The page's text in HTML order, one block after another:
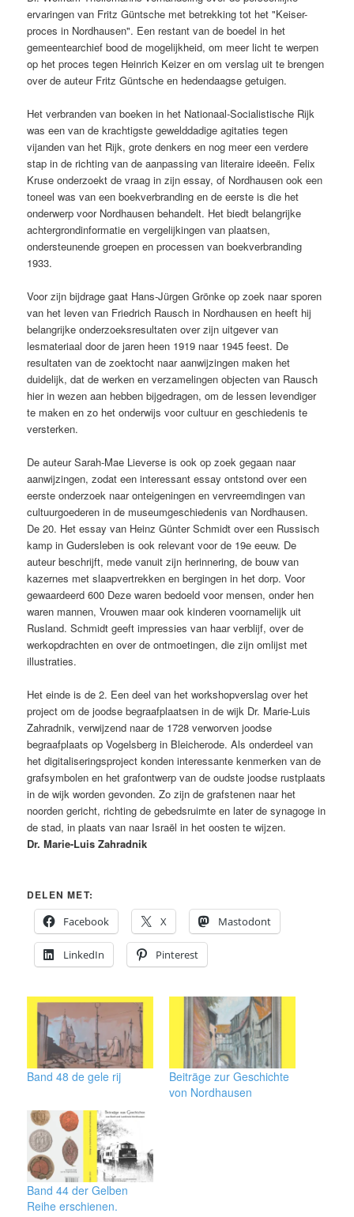
ervaringen van Fritz Güntsche met betrekking tot het "Keiser-
proces in Nordhausen". Een restant van de boedel in het
gemeentearchief bood de mogelijkheid, om meer licht te werpen
op het proces tegen Heinrich Keizer en om verslag uit te brengen
over de auteur Fritz Güntsche en hedendaagse getuigen.
Het verbranden van boeken in het Nationaal-Socialistische Rijk
was een van de krachtigste gewelddadige agitaties tegen
vijanden van het Rijk, grote denkers en nog meer een verdere
stap in de richting van de aanpassing van literaire ideeën. Felix
Kruse onderzoekt de vraag in zijn essay, of Nordhausen ook een
toneel was van een boekverbranding en de eerste is die het
onderwerp voor Nordhausen behandelt. Het biedt belangrijke
achtergrondinformatie en vergelijkingen van plaatsen,
ondersteunende groepen en processen van boekverbranding
1933.
Voor zijn bijdrage gaat Hans-Jürgen Grönke op zoek naar sporen
van het leven van Friedrich Rausch in Nordhausen en heeft hij
belangrijke onderzoeksresultaten over zijn uitgever van
lesmateriaal door de jaren heen 1919 naar 1945 feest. De
resultaten van de zoektocht naar aanwijzingen maken het
duidelijk, dat de werken en verzamelingen objecten van Rausch
hier in wezen aan hebben bijgedragen, om de lessen levendiger
te maken en zo het onderwijs voor cultuur en geschiedenis te
versterken.
De auteur Sarah-Mae Lieverse is ook op zoek gegaan naar
aanwijzingen, zodat een interessant essay ontstond over een
eerste onderzoek naar onteigeningen en vervreemdingen van
cultuurgoederen in de museumgeschiedenis van Nordhausen.
De 20. Het essay van Heinz Günter Schmidt over een Russisch
kamp in Gudersleben is ook relevant voor de 19e eeuw. De
auteur beschrijft, mede vanuit zijn herinnering, de bouw van
kazernes met slaapvertrekken en bergingen in het dorp. Voor
gewaardeerd 600 Deze waren bedoeld voor mensen, onder hen
waren mannen, Vrouwen maar ook kinderen voornamelijk uit
Rusland. Schmidt geeft impressies van haar verblijf, over de
werkopdrachten en over de ontmoetingen, die zijn omlijst met
illustraties.
Het einde is de 2. Een deel van het workshopverslag over het
project om de joodse begraafplaatsen in de wijk Dr. Marie-Luis
Zahradnik, verwijzend naar de 1728 verworven joodse
begraafplaats op Vogelsberg in Bleicherode. Als onderdeel van
het digitaliseringsproject konden interessante kenmerken van de
grafsymbolen en het grafontwerp van de oudste joodse rustplaats
in de wijk worden gevonden. Zo zijn de grafstenen naar het
noorden gericht, richting de gebedsruimte en later de synagoge in
de stad, in plaats van naar Israël in het oosten te wijzen.
Dr. Marie-Luis Zahradnik
DELEN MET:
Facebook
X Mastodont
LinkedIn Pinterest
Band 48 de gele rij
Beiträge zur Geschichte
von Nordhausen
Band 44 der Gelben
Reihe erschienen.